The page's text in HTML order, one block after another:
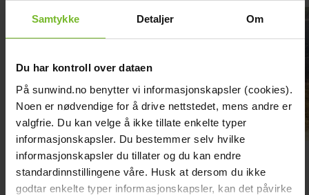
Samtykke Detaljer Om
Du har kontroll over dataen
På sunwind.no benytter vi informasjonskapsler (cookies).
Noen er nødvendige for å drive nettstedet, mens andre er
valgfrie. Du kan velge å ikke tillate enkelte typer
informasjonskapsler. Du bestemmer selv hvilke
informasjonskapsler du tillater og du kan endre
standardinnstillingene våre. Husk at dersom du ikke
godtar enkelte typer informasjonskapsler, kan det påvirke
Grill & Fritid
Lacanche
Reservdelar
Bålpanna & Utespis